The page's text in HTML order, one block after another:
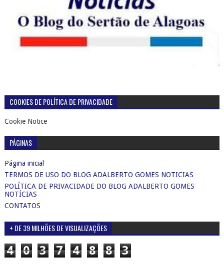
COOKIES DE POLÍTICA DE PRIVACIDADE
Cookie Notice
PÁGINAS
Página inicial
TERMOS DE USO DO BLOG ADALBERTO GOMES NOTICIAS
POLÍTICA DE PRIVACIDADE DO BLOG ADALBERTO GOMES
NOTÍCIAS
CONTATOS
+ DE 39 MILHÕES DE VISUALIZAÇÕES
4 0 3 7 4 8 8 3